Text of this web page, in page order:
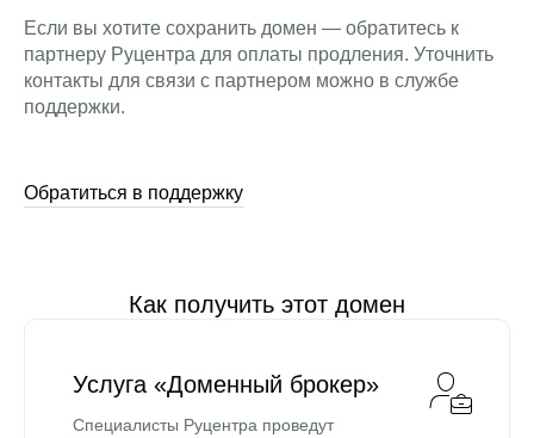
Если вы хотите сохранить домен — обратитесь к
партнеру Руцентра для оплаты продления. Уточнить
контакты для связи с партнером можно в службе
поддержки.
Обратиться в поддержку
Как получить этот домен
Услуга «Доменный брокер»
Специалисты Руцентра проведут